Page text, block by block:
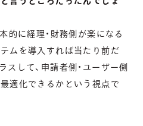
的に経理・財務側が楽になる
ムを導入すれば当たり前だ
スして、申請者側・ユーザー側
適化できるかという視点で